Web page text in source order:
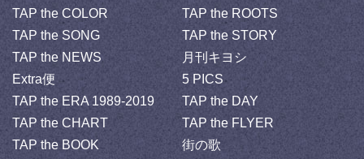
TAP the COLOR
TAP the ROOTS
TAP the SONG
TAP the STORY
TAP the NEWS
月刊キヨシ
Extra便
5 PICS
TAP the ERA 1989-2019
TAP the DAY
TAP the CHART
TAP the FLYER
TAP the BOOK
街の歌